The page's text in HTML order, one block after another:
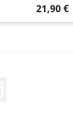
Prix
21,90 €